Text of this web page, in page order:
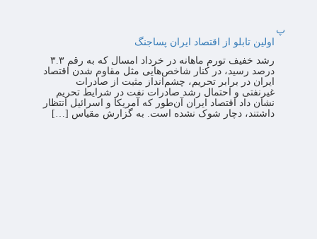
پ
اولین تابلو از اقتصاد ایران پساجنگ
رشد خفیف تورم ماهانه در خرداد امسال که به رقم ۳.۳
درصد رسید، در کنار شاخص‌هایی مثل مقاوم شدن اقتصاد
ایران در برابر تحریم، چشم‌انداز مثبت از صادرات
غیرنفتی و احتمال رشد صادرات نفت در شرایط تحریم
نشان داد اقتصاد ایران آن‌طور که آمریکا و اسرائیل انتظار
داشتند، دچار شوک نشده است. به گزارش مقیاس […]